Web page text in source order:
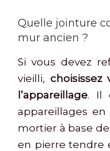
Quelle jointure
mur ancien ?
Si vous devez
vieilli,
l’appareillage. Il
appareillages
mortier à base
en pierre tendre